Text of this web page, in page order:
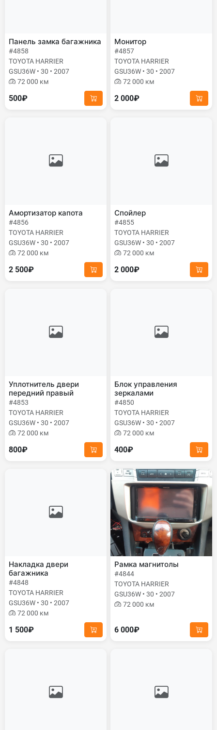
Панель замка багажника
#4858
TOYOTA HARRIER
GSU36W • 30 • 2007
72 000 км
500₽
Монитор
#4857
TOYOTA HARRIER
GSU36W • 30 • 2007
72 000 км
2 000₽
Амортизатор капота
#4856
TOYOTA HARRIER
GSU36W • 30 • 2007
72 000 км
2 500₽
Спойлер
#4855
TOYOTA HARRIER
GSU36W • 30 • 2007
72 000 км
2 000₽
Уплотнитель двери
передний правый
#4853
TOYOTA HARRIER
GSU36W • 30 • 2007
72 000 км
800₽
Блок управления
зеркалами
#4850
TOYOTA HARRIER
GSU36W • 30 • 2007
72 000 км
400₽
Накладка двери
багажника
#4848
TOYOTA HARRIER
GSU36W • 30 • 2007
72 000 км
1 500₽
Рамка магнитолы
#4844
TOYOTA HARRIER
GSU36W • 30 • 2007
72 000 км
6 000₽